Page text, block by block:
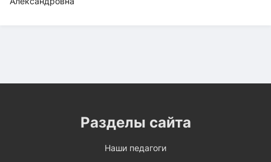
Разделы сайта
Наши педагоги